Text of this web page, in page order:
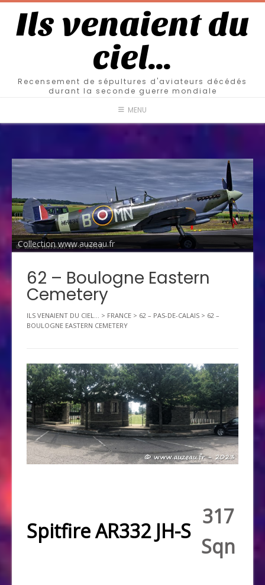
Ils venaient du
ciel…
Recensement de sépultures d'aviateurs décédés
durant la seconde guerre mondiale
MENU
Collection www.auzeau.fr
62 – Boulogne Eastern
Cemetery
ILS VENAIENT DU CIEL... > FRANCE > 62 – PAS-DE-CALAIS > 62 –
BOULOGNE EASTERN CEMETERY
Spitfire AR332 JH-S
317
Sqn